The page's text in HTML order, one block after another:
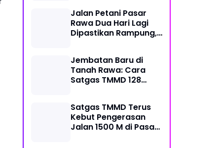
Jalan Petani Pasar
Rawa Dua Hari Lagi
Dipastikan Rampung,
Jembatan Baru di
Tanah Rawa: Cara
Satgas TMMD 128
Satgas TMMD Terus
Kebut Pengerasan
Jalan 1500 M di Pasar